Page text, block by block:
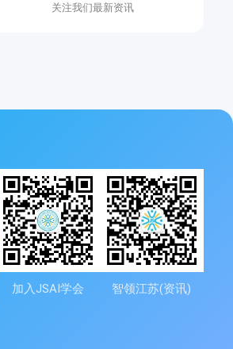
关注我们最新资讯
加入JSAI学会 智领江苏(资讯)